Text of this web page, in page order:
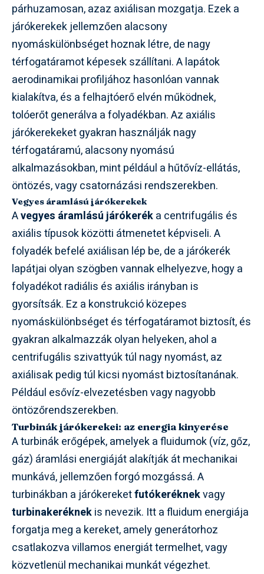
párhuzamosan, azaz axiálisan mozgatja. Ezek a
járókerekek jellemzően alacsony
nyomáskülönbséget hoznak létre, de nagy
térfogatáramot képesek szállítani. A lapátok
aerodinamikai profiljához hasonlóan vannak
kialakítva, és a felhajtóerő elvén működnek,
tolóerőt generálva a folyadékban. Az axiális
járókerekeket gyakran használják nagy
térfogatáramú, alacsony nyomású
alkalmazásokban, mint például a hűtővíz-ellátás,
öntözés, vagy csatornázási rendszerekben.
Vegyes áramlású járókerekek
Avegyes áramlású járókeréka centrifugális és
axiális típusok közötti átmenetet képviseli. A
folyadék befelé axiálisan lép be, de a járókerék
lapátjai olyan szögben vannak elhelyezve, hogy a
folyadékot radiális és axiális irányban is
gyorsítsák. Ez a konstrukció közepes
nyomáskülönbséget és térfogatáramot biztosít, és
gyakran alkalmazzák olyan helyeken, ahol a
centrifugális szivattyúk túl nagy nyomást, az
axiálisak pedig túl kicsi nyomást biztosítanának.
Például esővíz-elvezetésben vagy nagyobb
öntözőrendszerekben.
Turbinák járókerekei: az energia kinyerése
A turbinák erőgépek, amelyek a fluidumok (víz, gőz,
gáz) áramlási energiáját alakítják át mechanikai
munkává, jellemzően forgó mozgássá. A
turbinákban a járókereketfutókeréknekvagy
turbinakeréknekis nevezik. Itt a fluidum energiája
forgatja meg a kereket, amely generátorhoz
csatlakozva villamos energiát termelhet, vagy
közvetlenül mechanikai munkát végezhet.